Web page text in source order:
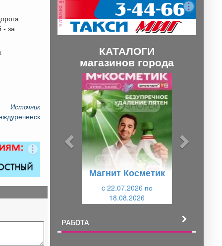
- за
Источник
реклама
КАТАЛОГИ
магазинов города
Магнит Косметик
c 22.07.2026 по
18.08.2026
РАБОТА